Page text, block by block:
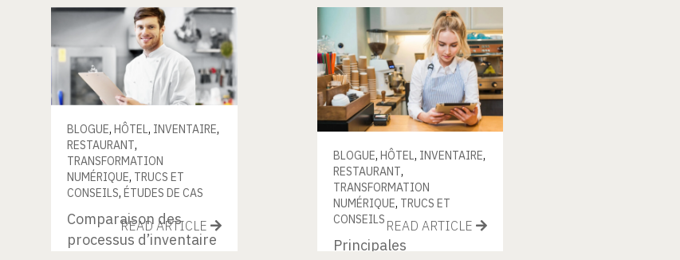
BLOGUE,HÔTEL, INVENTAIRE,
RESTAURANT,
TRANSFORMATION
NUMÉRIQUE, TRUCS ET
CONSEILS,ÉTUDES DE CAS
Comparaison des
processus d’inventaire
READ ARTICLE
BLOGUE, HÔTEL, INVENTAIRE,
RESTAURANT,
TRANSFORMATION
NUMÉRIQUE, TRUCS ET
CONSEILS
Principales
READ ARTICLE